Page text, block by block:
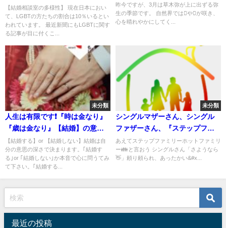
をし、発信して行きます🌈
【結婚相談室の多様性】 現在日本におい
て、LGBTの方たちの割合は10％いるとい
われています。 最近新聞にもLGBTに関す
る記事が目に付くこ...
昨今ですが、3月は草木弥が上に出ずる弥
生の季節です。 自然界ではやが咲き、
心を晴れやかにしてく...
未分類
人生は有限です❗️『時は金なり』
『歳は金なり』【結婚】の意志
はありますか❓
【結婚する】or 【結婚しない】結婚は自
分の意思の深さで決まります。｢結婚す
る｣or ｢結婚しない｣か本音で心に問うてみ
て下さい。｢結婚する...
未分類
シングルマザーさん、シングル
ファザーさん、『ステップファ
ミリー』&『ホットファミリー』
となって家族を支え、支えてい
きますか。
あえてステップファミリーホットファミリ
ー👪と言おう シングルさん「さようなら
👋」頼り頼られ、あったかい&#x...
最近の投稿